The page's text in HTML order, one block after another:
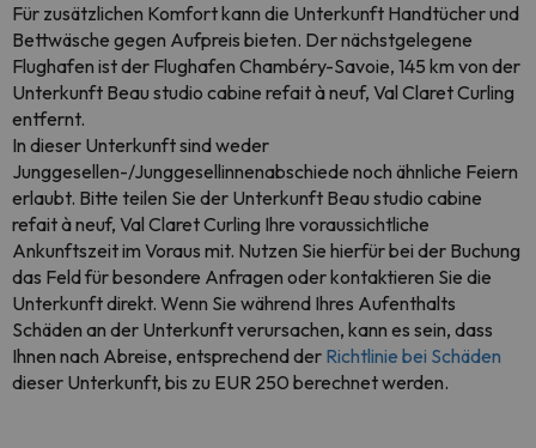
Für zusätzlichen Komfort kann die Unterkunft Handtücher und
Bettwäsche gegen Aufpreis bieten. Der nächstgelegene
Flughafen ist der Flughafen Chambéry-Savoie, 145 km von der
Unterkunft Beau studio cabine refait à neuf, Val Claret Curling
entfernt.
In dieser Unterkunft sind weder
Junggesellen-/Junggesellinnenabschiede noch ähnliche Feiern
erlaubt. Bitte teilen Sie der Unterkunft Beau studio cabine
refait à neuf, Val Claret Curling Ihre voraussichtliche
Ankunftszeit im Voraus mit. Nutzen Sie hierfür bei der Buchung
das Feld für besondere Anfragen oder kontaktieren Sie die
Unterkunft direkt. Wenn Sie während Ihres Aufenthalts
Schäden an der Unterkunft verursachen, kann es sein, dass
Ihnen nach Abreise, entsprechend der Richtlinie bei Schäden
dieser Unterkunft, bis zu EUR 250 berechnet werden.